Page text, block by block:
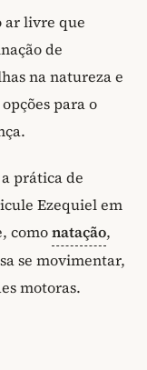
ar livre que
de
na natureza e
para o
prática de
Ezequiel em
comonatação,
se movimentar,
motoras.